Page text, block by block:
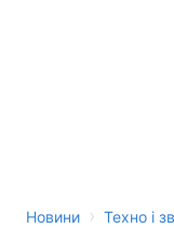
Новини › Техно і